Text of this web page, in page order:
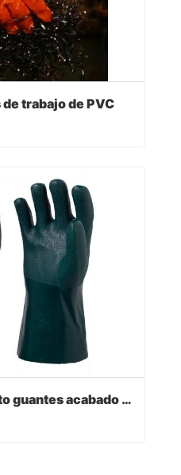
trabajo de PVC
Verde PVC recubierto guantes acabado sandy